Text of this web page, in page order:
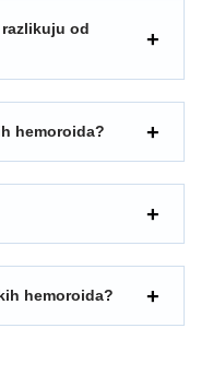
od
hemoroida?
hemoroida?